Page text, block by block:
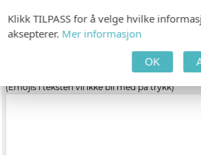
Hvitt, ubestrøket
(Emojis i teksten vil ikke bli med på trykk)
Klikk TILPASS for å velge hvilke
aksepterer. Mer informasjon
OK